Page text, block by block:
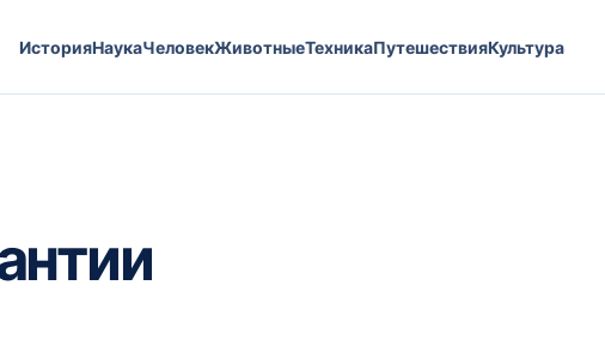
ИсторияНаукаЧеловекЖивотныеТехникаПутешествияКультура